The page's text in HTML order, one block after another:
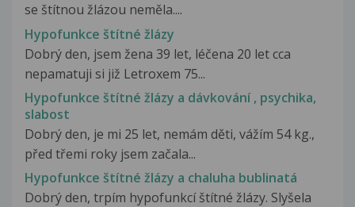
se štítnou žlázou neměla....
Hypofunkce štítné žlázy
Dobrý den, jsem žena 39 let, léčena 20 let cca
nepamatuji si již Letroxem 75...
Hypofunkce štítné žlázy a dávkování , psychika,
slabost
Dobrý den, je mi 25 let, nemám děti, vážím 54 kg.,
před třemi roky jsem začala...
Hypofunkce štítné žlázy a chaluha bublinatá
Dobrý den, trpím hypofunkcí štítné žlázy. Slyšela